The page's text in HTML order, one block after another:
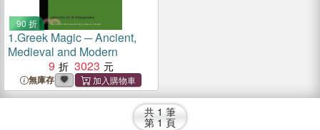
90 折
1.Greek Magic ─ Ancient,
Medieval and Modern
9
3023
無庫存
共 1 筆
第 1 頁